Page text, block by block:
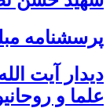
پرسشنامه
دیدار آیت
علما و